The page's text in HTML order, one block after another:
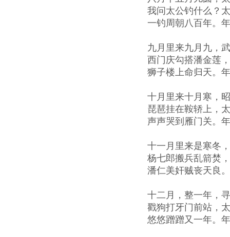
我问太公钓什么？
一钓周朝八百年。
九月里来九月九，
西门庆勾搭潘金莲
狮子楼上命归天。
十月里来十月寒，
琵琶挂在鞍轿上，
声声哭到雁门关。
十一月里来是寒冬
杨七郎搬兵乱箭焚
潘仁美奸贼丧天良
十二月，整一年，
戳狗打牙门前站，
悠悠蹭蹭又一年。